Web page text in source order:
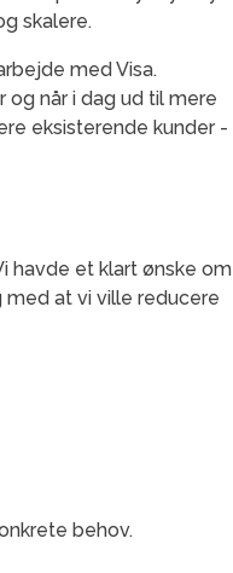
skalere.
med Visa.
når i dag ud til mere
eksisterende kunder -
havde et klart ønske om
at vi ville reducere
behov.